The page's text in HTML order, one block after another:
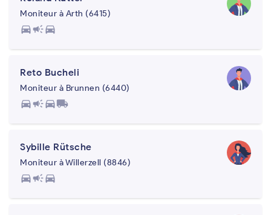
Moniteur à Arth (6415)
directions_carcampaigndirections_car
Reto Bucheli
Moniteur à Brunnen (6440)
directions_carcampaigndirections_carlocal_shipping
Sybille Rütsche
Moniteur à Willerzell (8846)
directions_carcampaigndirections_car